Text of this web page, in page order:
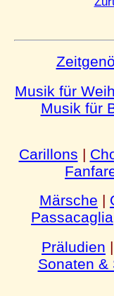
Musik für
Musik für
Carillons |
Märsche |
Passacaglia
Präludien |
Sonaten &